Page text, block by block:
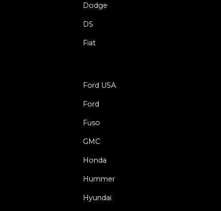
Dodge
DS
Fiat
Ford USA
Ford
Fuso
GMC
Honda
Hummer
Hyundai